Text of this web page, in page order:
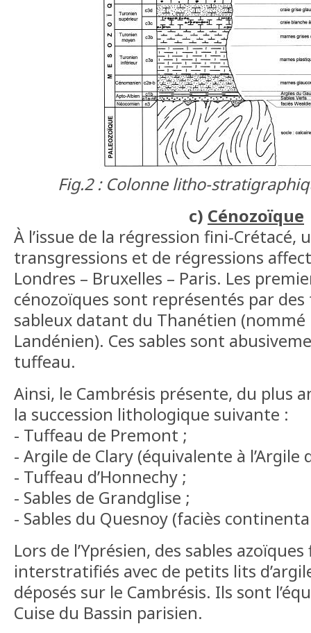
Fig.2 : Colonne litho-
c) Cénozoïque
À l’issue de la régression fini-Crétacé,
transgressions et de régressions
Londres – Bruxelles – Paris. Les
cénozoïques sont représentés par
sableux datant du Thanétien
Landénien). Ces sables sont
tuffeau.
Ainsi, le Cambrésis présente, du plus
la succession lithologique suivante :
- Tuffeau de Premont ;
- Argile de Clary (équivalente à l’Argile
- Tuffeau d’Honnechy ;
- Sables de Grandglise ;
- Sables du Quesnoy (faciès
Lors de l’Yprésien, des sables
interstratifiés avec de petits lits
déposés sur le Cambrésis. Ils sont
Cuise du Bassin parisien.